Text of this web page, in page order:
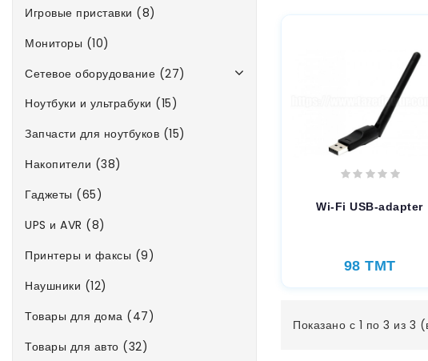
Игровые приставки (8)
Мониторы (10)
Сетевое оборудование (27)
Ноутбуки и ультрабуки (15)
Запчасти для ноутбуков (15)
Накопители (38)
Гаджеты (65)
UPS и AVR (8)
Принтеры и факсы (9)
Наушники (12)
Товары для дома (47)
Товары для авто (32)
Wi-Fi USB-adapter
98 TMT
Показано с 1 по 3 из 3